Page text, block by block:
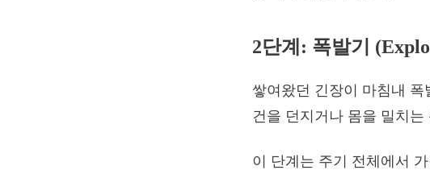
2단계: 폭발기
쌓여왔던 긴장이 마침내
건을 던지거나 몸을 밀치
이 단계는 주기 전체에서